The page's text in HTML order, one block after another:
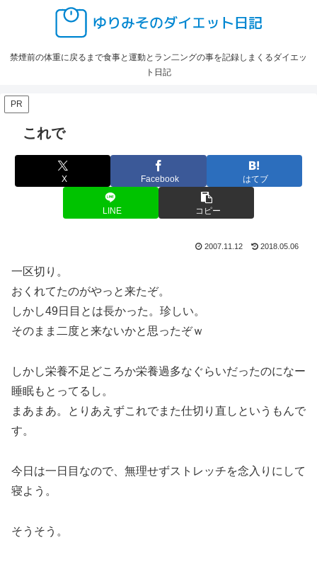
禁煙前の体重に戻るまで食事と運動とラン二ングの事を記録しまくるダイエッ
ト日記
PR
これで
X Facebook はてブ
LINE コピー
2007.11.12 2018.05.06
一区切り。
おくれてたのがやっと来たぞ。
しかし49日目とは長かった。珍しい。
そのまま二度と来ないかと思ったぞｗ
しかし栄養不足どころか栄養過多なぐらいだったのになー
睡眠もとってるし。
まあまあ。とりあえずこれでまた仕切り直しというもんで
す。
今日は一日目なので、無理せずストレッチを念入りにして
寝よう。
そうそう。